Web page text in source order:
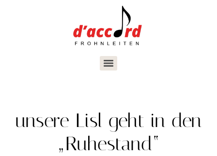
unsere Lisl geht in den
„Ruhestand“